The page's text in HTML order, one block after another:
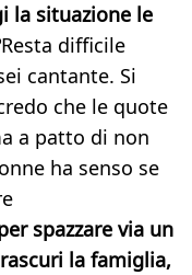
la situazione le
Resta difficile
cantante. Si
che le quote
a patto di non
ha senso se
spazzare via un
la famiglia,